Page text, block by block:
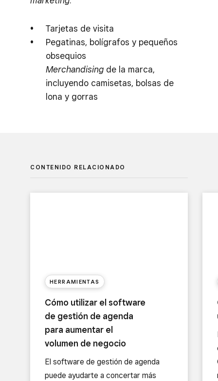
Tarjetas de visita
Pegatinas, bolígrafos y pequeños
obsequios
Merchandisingde la marca,
incluyendo camisetas, bolsas de
lona y gorras
CONTENIDO RELACIONADO
HERRAMIENTAS
Cómo utilizar el software
de gestión de agenda
para aumentar el
volumen de negocio
El software de gestión de agenda
puede ayudarte a concertar más